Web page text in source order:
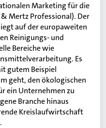
Marketing für die
Mertz Professional). Der
auf der europaweiten
Reinigungs- und
Bereiche wie
Es
gutem Beispiel
geht, den ökologischen
ein Unternehmen zu
Branche hinaus
Kreislaufwirtschaft